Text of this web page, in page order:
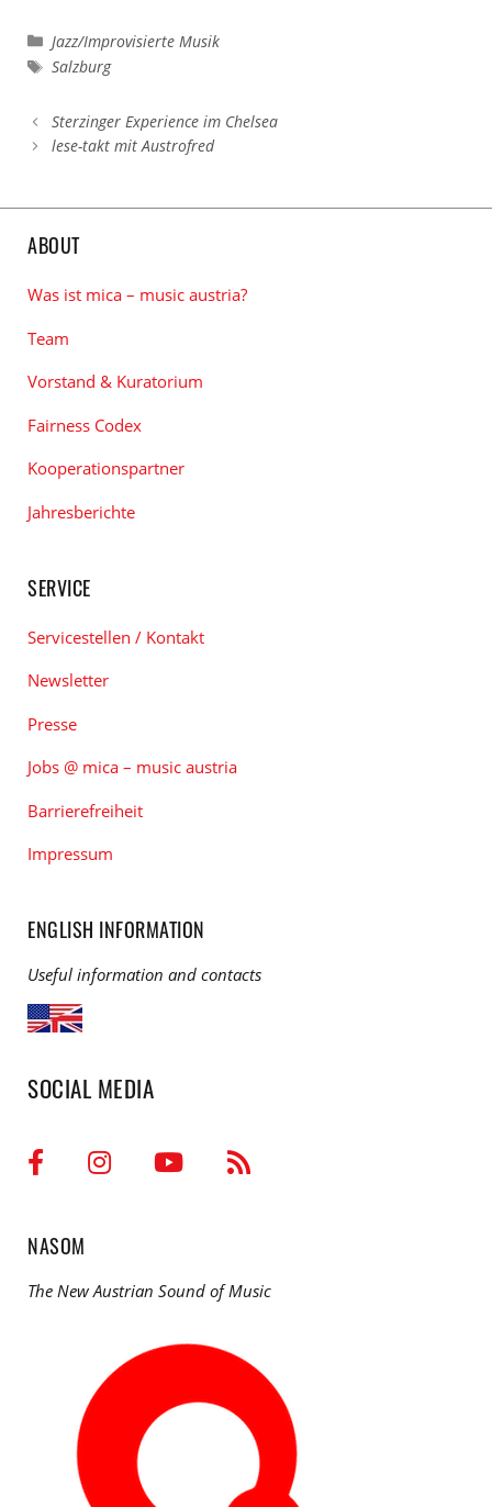
Kategorien
Jazz/Improvisierte Musik
Schlagwörter
Salzburg
Sterzinger Experience im Chelsea
lese-takt mit Austrofred
ABOUT
Was ist mica – music austria?
Team
Vorstand & Kuratorium
Fairness Codex
Kooperationspartner
Jahresberichte
SERVICE
Servicestellen / Kontakt
Newsletter
Presse
Jobs @ mica – music austria
Barrierefreiheit
Impressum
ENGLISH INFORMATION
Useful information and contacts
SOCIAL MEDIA
NASOM
The New Austrian Sound of Music